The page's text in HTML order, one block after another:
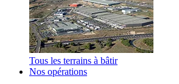
Tous les terrains à bâtir
Nos opérations